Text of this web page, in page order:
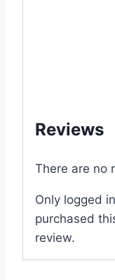
Reviews
There are no
Only logged
purchased
review.